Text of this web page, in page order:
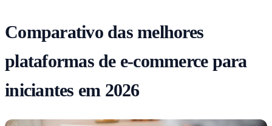
Comparativo das melhores
plataformas de e-commerce para
iniciantes em 2026